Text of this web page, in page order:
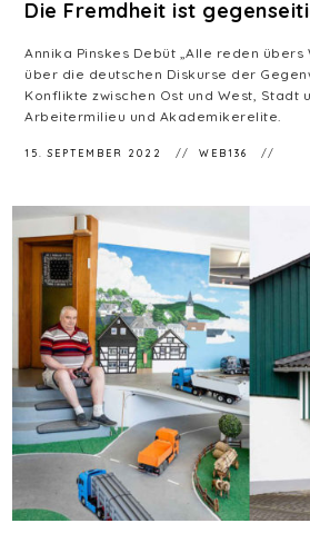
Die Fremdheit ist
Annika Pinskes Debüt „Alle reden übers
über die deutschen Diskurse der
Konflikte zwischen Ost und West, Stadt
Arbeitermilieu und Akademikerelite.
15. SEPTEMBER 2022 WEB136